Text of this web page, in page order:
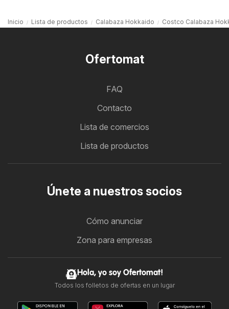
Inicio Lista de productos Calabaza Hokkaido Costco Calabaza
Ofertomat
FAQ
Contacto
Lista de comercios
Lista de productos
Únete a nuestros socios
Cómo anunciar
Zona para empresas
Hola, yo soy Ofertomat!
Todos los folletos de ofertas en un lugar